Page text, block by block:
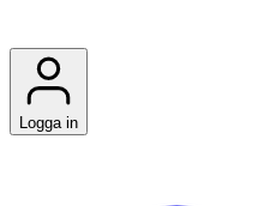
Logga in